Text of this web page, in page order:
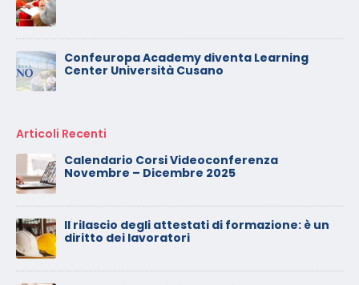
Confeuropa Academy diventa Learning
Center Università Cusano
Articoli Recenti
Calendario Corsi Videoconferenza
Novembre – Dicembre 2025
Il rilascio degli attestati di formazione: è un
diritto dei lavoratori